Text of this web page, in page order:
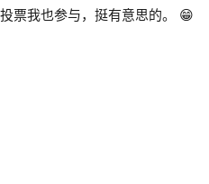
票我也参与，挺有意思的。 😁